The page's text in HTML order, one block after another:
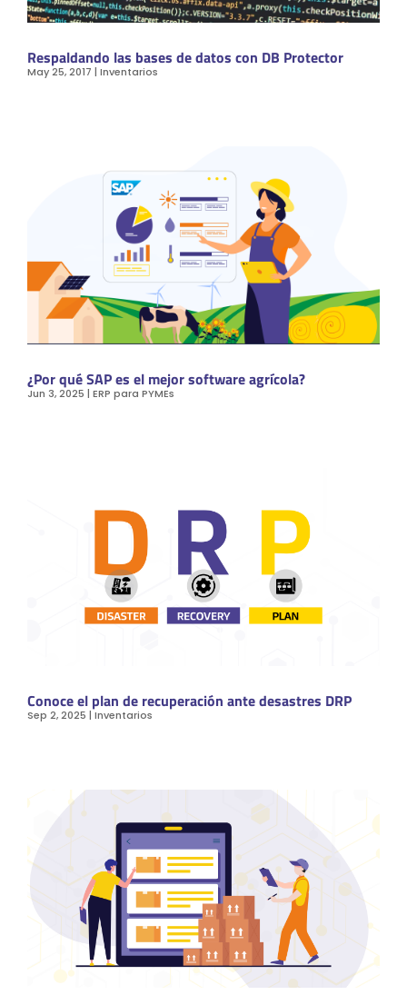
Respaldando las bases de datos con DB Protector
May 25, 2017 |Inventarios
¿Por qué SAP es el mejor software agrícola?
Jun 3, 2025 |ERP para PYMEs
Conoce el plan de recuperación ante desastres DRP
Sep 2, 2025 |Inventarios